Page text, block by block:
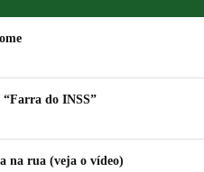
“Farra do INSS”
na rua (veja o vídeo)